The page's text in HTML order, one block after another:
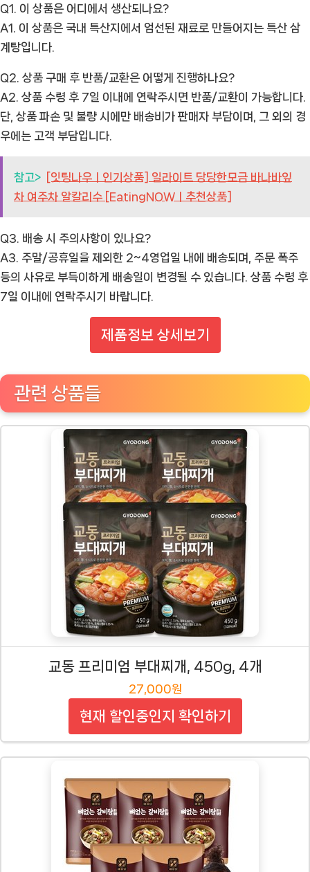
Q1. 이 상품은 어디에서 생산되나요?
A1. 이 상품은 국내 특산지에서 엄선된 재료로 만들어지는 특산 삼
계탕입니다.
Q2. 상품 구매 후 반품/교환은 어떻게 진행하나요?
A2. 상품 수령 후 7일 이내에 연락주시면 반품/교환이 가능합니다.
단, 상품 파손 및 불량 시에만 배송비가 판매자 부담이며, 그 외의 경
우에는 고객 부담입니다.
참고> [잇팅나우ㅣ인기상품] 일라이트 당당한모금 바나바잎
차 여주차 알칼리수 [EatingNOWㅣ추천상품]
Q3. 배송 시 주의사항이 있나요?
A3. 주말/공휴일을 제외한 2~4영업일 내에 배송되며, 주문 폭주
등의 사유로 부득이하게 배송일이 변경될 수 있습니다. 상품 수령 후
7일 이내에 연락주시기 바랍니다.
제품정보 상세보기
관련 상품들
교동 프리미엄 부대찌개, 450g, 4개
27,000원
현재 할인중인지 확인하기